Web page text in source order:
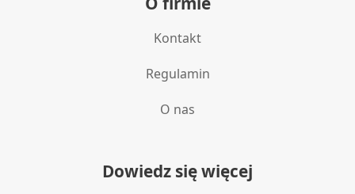
Kontakt
Regulamin
O nas
Dowiedz się więcej
Wydajność (Performance)